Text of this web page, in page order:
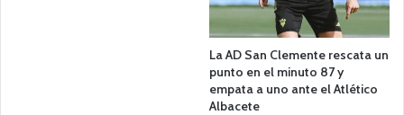
La AD San Clemente rescata un
punto en el minuto 87 y
empata a uno ante el Atlético
Albacete